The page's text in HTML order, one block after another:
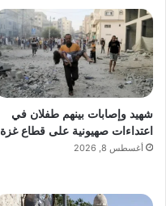
شهيد وإصابات بينهم طفلان في
اعتداءات صهيونية على قطاع غزة
أغسطس 8, 2026